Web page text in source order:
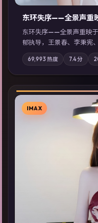
东环失序——全景声重
东环失序——全景声重映
郁执导，王景春、李秉宪
事主轴，科技与人性的边
强化地域气质；站内亦可
看」延展检索同类型高分
69,993 热度 7.4分
IMAX